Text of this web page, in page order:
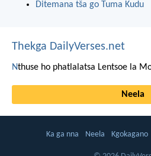
Ditemana tša go Tuma Kudu
Thekga DailyVerses.net
Nthuse ho phatlalatsa Lentsoe la
Neela
Ka ga nna Neela Kgokagano